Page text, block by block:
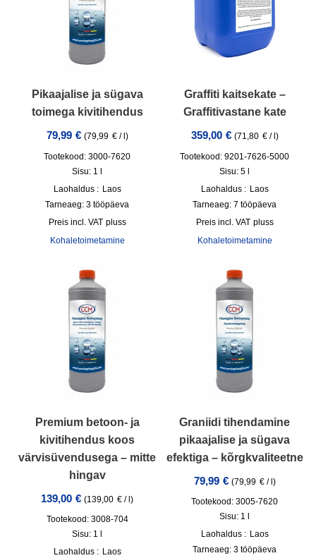
Pikaajalise ja sügava
toimega kivitihendus
79,99 € (79,99 €/ )
Tootekood: 3000-7620
Sisu: 1
Laohaldus : Laos
Tarneaeg: 3 tööpäeva
incl. VAT pluss
Kohaletoimetamine
Graffiti kaitsekate –
Graffitivastane kate
359,00 € (71,80 €/ )
Tootekood: 9201-7626-5000
Sisu: 5
Laohaldus : Laos
Tarneaeg: 7 tööpäeva
incl. VAT pluss
Kohaletoimetamine
Premium betoon- ja
kivitihendus koos
värvisüvendusega – mitte
hingav
139,00 € (139,00 € / )
Tootekood: 3008-704
Sisu: 1
Laohaldus : Laos
Graniidi tihendamine
pikaajalise ja sügava
efektiga – kõrgkvaliteetne
79,99 € (79,99 €/ )
Tootekood: 3005-7620
Sisu: 1
Laohaldus : Laos
Tarneaeg: 3 tööpäeva